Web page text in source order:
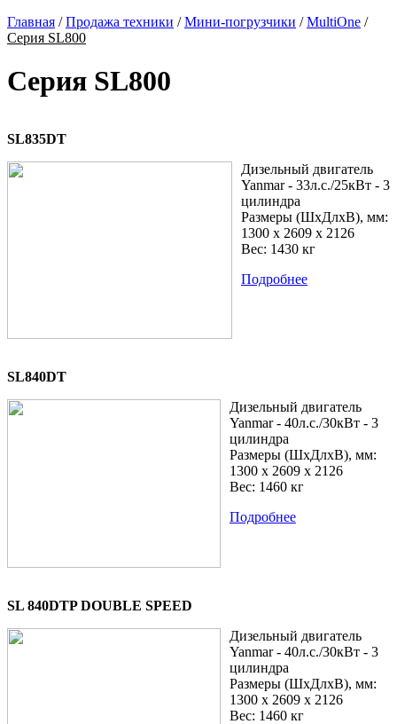
Главная /Продажа техники /Мини-погрузчики /MultiOne /
Серия SL800
Серия SL800
SL835DT
Дизельный двигатель
Yanmar - 33л.с./25кВт - 3
цилиндра
Размеры (ШхДлхВ), мм:
1300 x 2609 x 2126
Вес: 1430 кг
Подробнее
SL840DT
Дизельный двигатель
Yanmar - 40л.с./30кВт - 3
цилиндра
Размеры (ШхДлхВ), мм:
1300 x 2609 x 2126
Вес: 1460 кг
Подробнее
SL 840DTP DOUBLE SPEED
Дизельный двигатель
Yanmar - 40л.с./30кВт - 3
цилиндра
Размеры (ШхДлхВ), мм:
1300 x 2609 x 2126
Вес: 1460 кг